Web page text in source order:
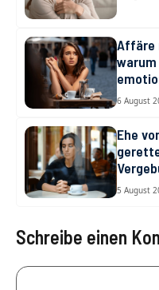
Affäre
6 August
Ehe
5 August
Schreibe einen
Kommentar